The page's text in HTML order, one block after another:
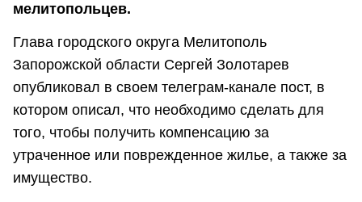
мелитопольцев.
Глава городского округа Мелитополь
Запорожской области Сергей Золотарев
опубликовал в своем телеграм-канале пост, в
котором описал, что необходимо сделать для
того, чтобы получить компенсацию за
утраченное или поврежденное жилье, а также за
имущество.